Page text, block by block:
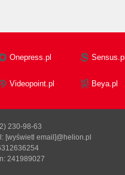
Onepress.pl Sensus.pl
Videopoint.pl Beya.pl
230-98-63
[wyświetl email]@helion.pl
241989027